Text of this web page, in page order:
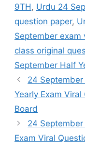
9TH , Urdu 24
question paper,
September exam
class original
September Half
24
Yearly Exam
Board
24
Exam Viral